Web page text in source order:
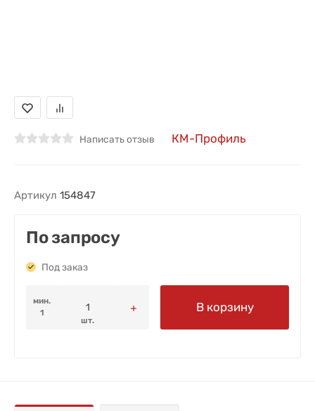
Написать отзыв КМ-Профиль
Артикул 154847
По запросу
Под заказ
мин.
1
шт.
В корзину